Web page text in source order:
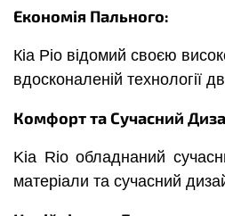
Економія Пального:
Кіа Ріо відомий своєю
вдосконаленій технології
Комфорт та Сучасний
Kia Rio обладнаний
матеріали та сучасний